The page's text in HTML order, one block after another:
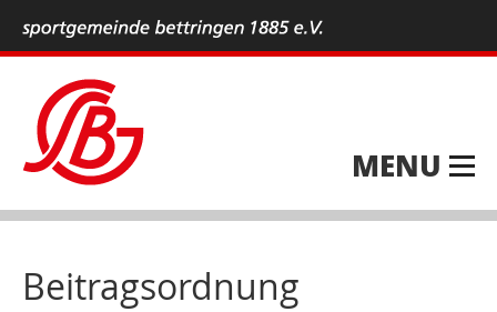
MENU
Beitragsordnung